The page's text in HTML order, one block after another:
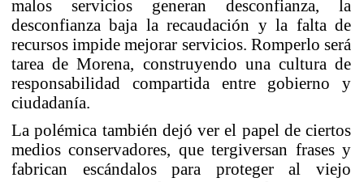
malos servicios generan desconfianza, la
desconfianza baja la recaudación y la falta de
recursos impide mejorar servicios. Romperlo será
tarea de Morena, construyendo una cultura de
responsabilidad compartida entre gobierno y
ciudadanía.
La polémica también dejó ver el papel de ciertos
medios conservadores, que tergiversan frases y
fabrican escándalos para proteger al viejo